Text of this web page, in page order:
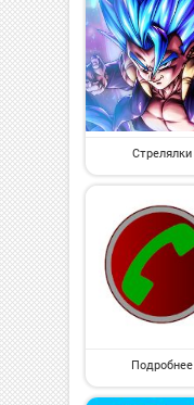
Стрелялки
Подробнее